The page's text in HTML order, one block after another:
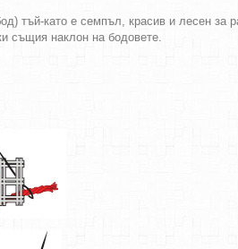
тъй-като е семпъл, красив и лесен за
същия наклон на бодовете.